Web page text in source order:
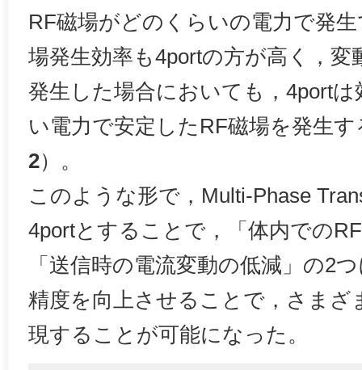
RF磁場がどのくらいの電力で発
場発生効率も4portの方が高く，
発生した場合においても，4port
い電力で安定したRF磁場を発生
2）。
このような形で，Multi-Phase
4portとすることで，「体内での
「送信時の電流変動の低減」の2
精度を向上させることで，さまざ
現することが可能になった。